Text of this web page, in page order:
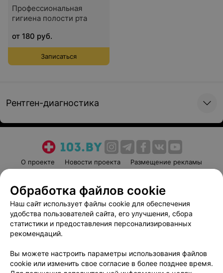
Профессиональная
гигиена полости рта
от 180 руб.
Записаться
Рентген-диагностика
О проекте Новости проекта
Размещение рекламы
Пользовательское соглашение
Способы оплаты
Вакансии
Партнеры
Написать руководителю 103.by
Обработка персональных данных
Обработка файлов cookie
Наш сайт использует файлы cookie для обеспечения
удобства пользователей сайта, его улучшения, сбора
статистики и предоставления персонализированных
рекомендаций.
Вы можете настроить параметры использования файлов
cookie или изменить свое согласие в более позднее время.